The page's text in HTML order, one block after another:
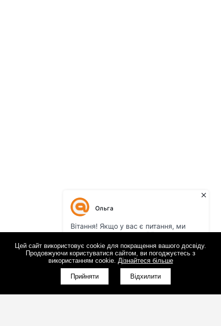
Цей сайт використовує cookie для покращення вашого досвіду.
Продовжуючи користуватися сайтом, ви погоджуєтесь з
використанням cookie. Дізнайтеся більше
Прийняти Відхилити